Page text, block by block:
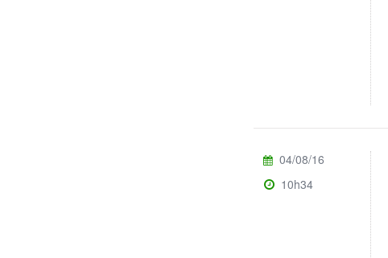
04/08/16
10h34